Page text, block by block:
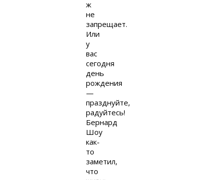
ж
не
запрещает.
Или
у
вас
сегодня
день
рождения
—
празднуйте,
радуйтесь!
Бернард
Шоу
как-
то
заметил,
что